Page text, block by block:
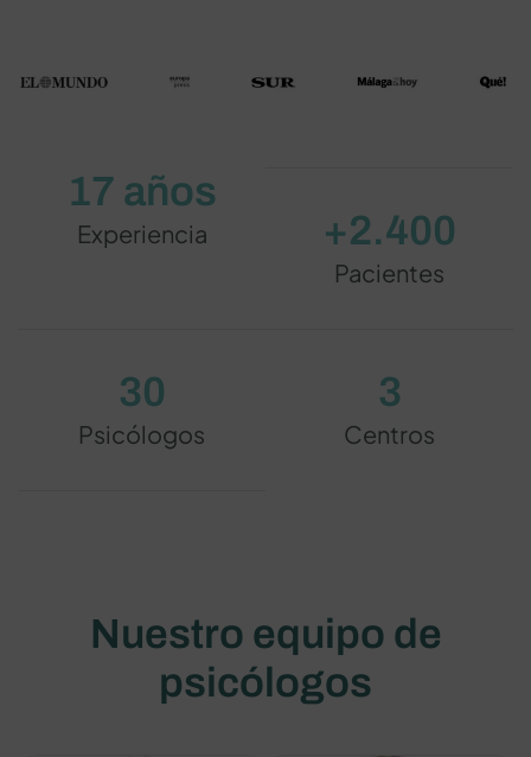
17 años
Experiencia +2.400
Pacientes
30
Psicólogos
3
Centros
Nuestro equipo de
psicólogos